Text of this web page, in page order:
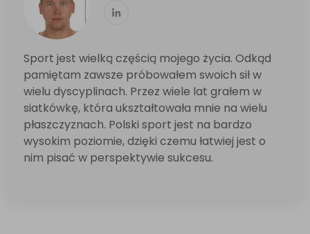
Sport jest wielką częścią mojego życia. Odkąd
pamiętam zawsze próbowałem swoich sił w
wielu dyscyplinach. Przez wiele lat grałem w
siatkówkę, która ukształtowała mnie na wielu
płaszczyznach. Polski sport jest na bardzo
wysokim poziomie, dzięki czemu łatwiej jest o
nim pisać w perspektywie sukcesu.